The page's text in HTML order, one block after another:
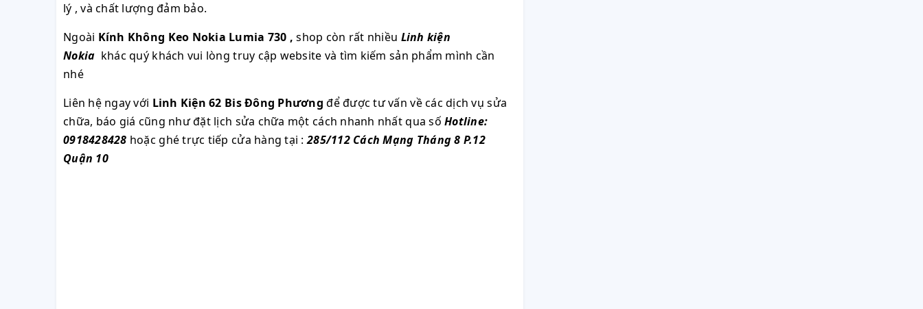
lý , và chất lượng đảm bảo.
Ngoài Kính Không Keo Nokia Lumia 730 , shop còn rất nhiều Linh kiện
Nokia khác quý khách vui lòng truy cập website và tìm kiếm sản phẩm mình cần
nhé
Liên hệ ngay với Linh Kiện 62 Bis Đông Phương để được tư vấn về các dịch vụ sửa
chữa, báo giá cũng như đặt lịch sửa chữa một cách nhanh nhất qua sốHotline:
0918428428 hoặc ghé trực tiếp cửa hàng tại :285/112 Cách Mạng Tháng 8 P.12
Quận 10